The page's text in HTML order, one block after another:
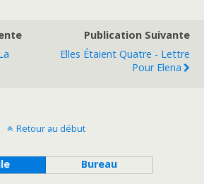
Publication Suivante
Elles Étaient Quatre - Lettre
Pour Elena
Retour au début
Bureau